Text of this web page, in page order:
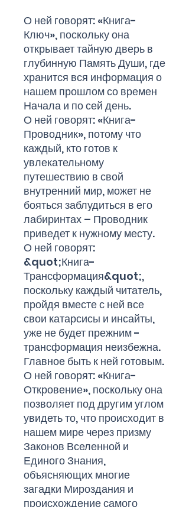
О ней говорят: «Книга-
Ключ», поскольку она
открывает тайную дверь в
глубинную Память Души, где
хранится вся информация о
нашем прошлом со времен
Начала и по сей день.
О ней говорят: «Книга-
Проводник», потому что
каждый, кто готов к
увлекательному
путешествию в свой
внутренний мир, может не
бояться заблудиться в его
лабиринтах – Проводник
приведет к нужному месту.
О ней говорят:
&quot;Книга-
Трансформация&quot;,
поскольку каждый читатель,
пройдя вместе с ней все
свои катарсисы и инсайты,
уже не будет прежним -
трансформация неизбежна.
Главное быть к ней готовым.
О ней говорят: «Книга-
Откровение», поскольку она
позволяет под другим углом
увидеть то, что происходит в
нашем мире через призму
Законов Вселенной и
Единого Знания,
объясняющих многие
загадки Мироздания и
происхождение самого